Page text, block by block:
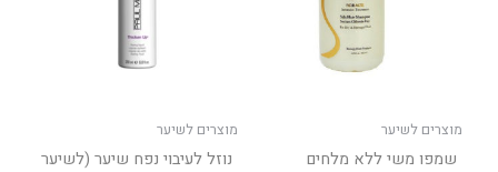
מוצרים לשיער
שמפו משי ללא מלחים
מוצרים לשיער
נוזל לעיבוי נפח שיער (לשיער